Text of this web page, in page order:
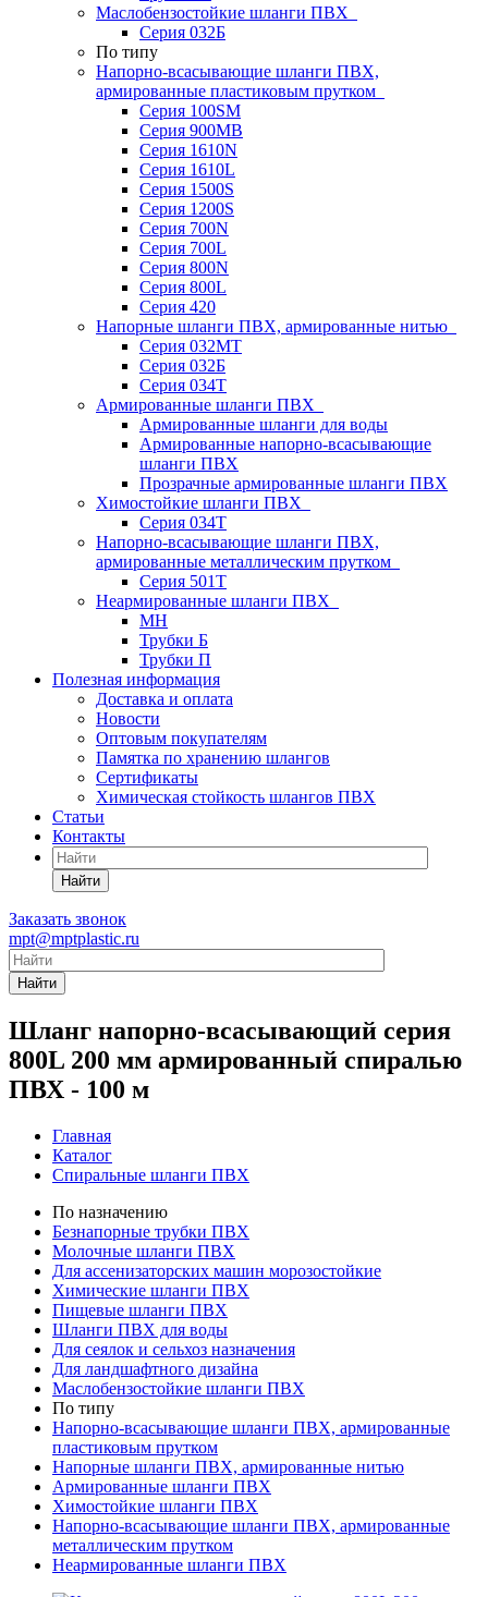
Маслобензостойкие шланги ПВХ
Серия 032Б
По типу
Напорно-всасывающие шланги ПВХ,
армированные пластиковым прутком
Серия 100SM
Серия 900MB
Серия 1610N
Серия 1610L
Серия 1500S
Серия 1200S
Серия 700N
Серия 700L
Серия 800N
Серия 800L
Серия 420
Напорные шланги ПВХ, армированные нитью
Серия 032МТ
Серия 032Б
Серия 034Т
Армированные шланги ПВХ
Армированные шланги для воды
Армированные напорно-всасывающие
шланги ПВХ
Прозрачные армированные шланги ПВХ
Химостойкие шланги ПВХ
Серия 034Т
Напорно-всасывающие шланги ПВХ,
армированные металлическим прутком
Серия 501T
Неармированные шланги ПВХ
МН
Трубки Б
Трубки П
Полезная информация
Доставка и оплата
Новости
Оптовым покупателям
Памятка по хранению шлангов
Сертификаты
Химическая стойкость шлангов ПВХ
Статьи
Контакты
Найти
Заказать звонок
mpt@mptplastic.ru
Найти
Шланг напорно-всасывающий серия
800L 200 мм армированный спиралью
ПВХ - 100 м
Главная
Каталог
Спиральные шланги ПВХ
По назначению
Безнапорные трубки ПВХ
Молочные шланги ПВХ
Для ассенизаторских машин морозостойкие
Химические шланги ПВХ
Пищевые шланги ПВХ
Шланги ПВХ для воды
Для сеялок и сельхоз назначения
Для ландшафтного дизайна
Маслобензостойкие шланги ПВХ
По типу
Напорно-всасывающие шланги ПВХ, армированные
пластиковым прутком
Напорные шланги ПВХ, армированные нитью
Армированные шланги ПВХ
Химостойкие шланги ПВХ
Напорно-всасывающие шланги ПВХ, армированные
металлическим прутком
Неармированные шланги ПВХ